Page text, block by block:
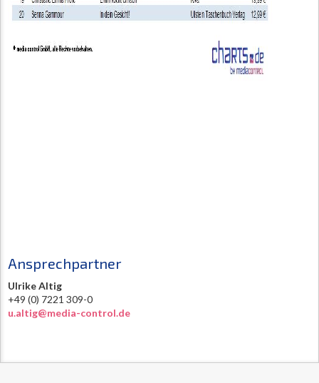
Ansprechpartner
Ulrike Altig
+49 (0) 7221 309-0
u.altig@media-control.de